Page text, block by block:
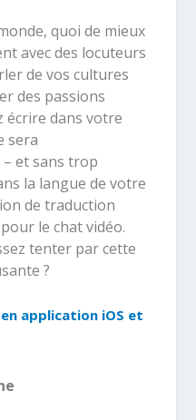
quoi de mieux
avec des locuteurs
de vos cultures
des passions
écrire dans votre
sera
et sans trop
la langue de votre
de traduction
le chat vidéo.
tenter par cette
?
application iOS et